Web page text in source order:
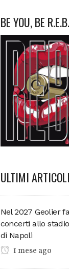
BE YOU, BE
ULTIMI ARTICOLI
Nel 2027 Geolier
concerti allo
di Napoli
1 mese ago